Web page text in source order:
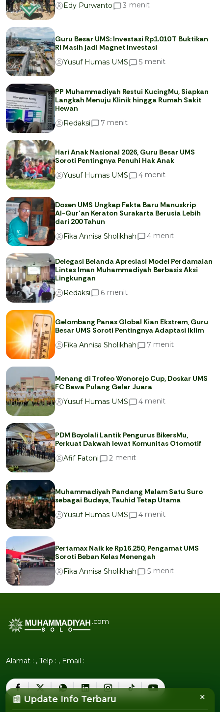
Edy Purwanto
3 menit
Guru Besar UMS: Investasi Rp1.010 T Buktikan
RI Masih jadi Magnet Investasi
Yusuf Humas UMS
5 menit
PP Muhammadiyah Restui KucingMu, Siapkan
Langkah Menuju Klinik hingga Rumah Sakit
Hewan
Redaksi
7 menit
Hari Anak Nasional 2026, Guru Besar UMS
Soroti Pentingnya Penuhi Hak Anak
Yusuf Humas UMS
4 menit
Dosen UMS Ungkap Fakta Baru Manuskrip
Al-Qur’an Keraton Surakarta Berusia Lebih
dari 200 Tahun
Fika Annisa Sholikhah
4 menit
Delegasi Belanda Apresiasi Model Perdamaian
Lintas Iman Muhammadiyah Berbasis Aksi
Lingkungan
Redaksi
6 menit
Gelombang Panas Global Kian Ekstrem, Guru
Besar UMS Soroti Pentingnya Adaptasi Iklim
Fika Annisa Sholikhah
7 menit
Menang di Trofeo Wonorejo Cup, Doskar UMS
FC Bawa Pulang Gelar Juara
Yusuf Humas UMS
4 menit
PDM Boyolali Lantik Pengurus BikersMu,
Perkuat Dakwah lewat Komunitas Otomotif
Afif Fatoni
2 menit
Muhammadiyah Pandang Malam Satu Suro
sebagai Budaya, Tauhid Tetap Utama
Yusuf Humas UMS
4 menit
Pertamax Naik ke Rp16.250, Pengamat UMS
Soroti Beban Kelas Menengah
Fika Annisa Sholikhah
5 menit
.com
Alamat : , Telp : , Email :
📰 Update Info Terbaru ×